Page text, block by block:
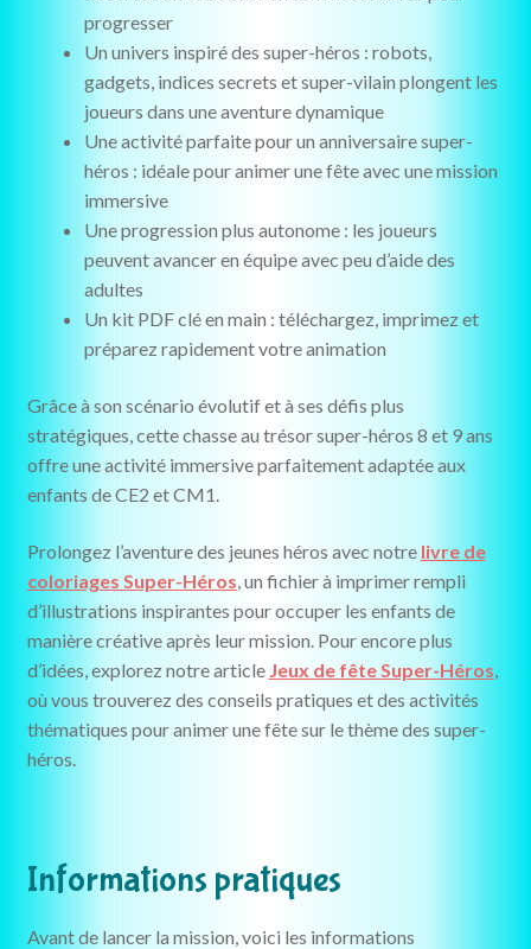
progresser
Un univers inspiré des super-héros : robots,
gadgets, indices secrets et super-vilain plongent les
joueurs dans une aventure dynamique
Une activité parfaite pour un anniversaire super-
héros : idéale pour animer une fête avec une mission
immersive
Une progression plus autonome : les joueurs
peuvent avancer en équipe avec peu d’aide des
adultes
Un kit PDF clé en main : téléchargez, imprimez et
préparez rapidement votre animation
Grâce à son scénario évolutif et à ses défis plus
stratégiques, cette chasse au trésor super-héros 8 et 9 ans
offre une activité immersive parfaitement adaptée aux
enfants de CE2 et CM1.
Prolongez l’aventure des jeunes héros avec notre livre de
coloriages Super-Héros , un fichier à imprimer rempli
d’illustrations inspirantes pour occuper les enfants de
manière créative après leur mission. Pour encore plus
d’idées, explorez notre article Jeux de fête Super-Héros
où vous trouverez des conseils pratiques et des activités
thématiques pour animer une fête sur le thème des super-
héros.
Informations pratiques
Avant de lancer la mission, voici les informations